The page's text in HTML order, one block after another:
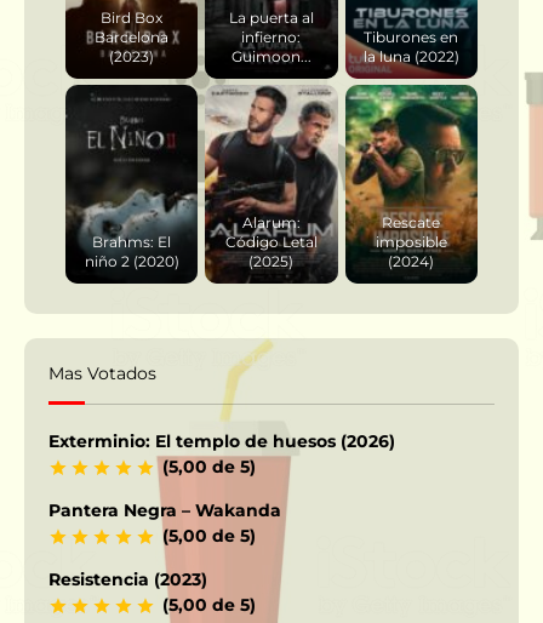
Bird Box
Barcelona
(2023)
La puerta al
infierno:
Guimoon...
Tiburones en
la luna (2022)
Brahms: El
niño 2 (2020)
Alarum:
Código Letal
(2025)
Rescate
imposible
(2024)
Mas Votados
Exterminio: El templo de huesos (2026)
(5,00 de 5)
Pantera Negra – Wakanda
(5,00 de 5)
Resistencia (2023)
(5,00 de 5)